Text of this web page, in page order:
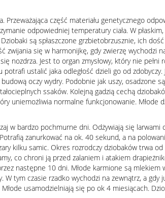
część materiału genetycznego
odpowiedniej temperatury ciała. W
są spłaszczone grzbietobrzusznie, ich
zwijania się w harmonijkę, gdy zwierzę wychodzi
nozdrza. Jest to organ zmysłowy, który nie
ustalić jaka odległość dzieli go od zdobyczy.
oczy wydry. Podobnie jak uszy, osadzone
ssaków. Kolejną gadzią cechą
uniemożliwia normalne funkcjonowanie. Młode
w bardzo pochmurne dni. Odżywiają się
zanurkować na ok. 40 sekund, a na
kilku samic. Okres rozrodczy dziobaków trwa
co chroni ją przed zalaniem i atakiem
następne 10 dni. Młode karmione są
tym czasie rzadko wychodzi na zewnątrz, a
usamodzielniają się po ok 4 miesiącach.